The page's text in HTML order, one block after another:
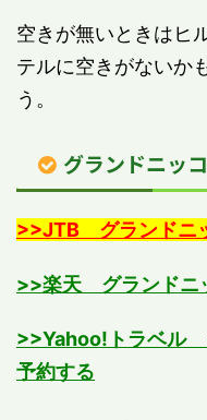
空きが無いときはヒ
テルに空きがないか
う。
グランドニッ
>>JTB グランドニ
>>楽天 グランドニ
>>Yahoo!トラベル
予約する